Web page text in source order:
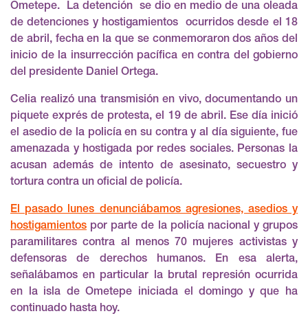
Ometepe. La detención se dio en medio de una oleada
de detenciones y hostigamientos ocurridos desde el 18
de abril, fecha en la que se conmemoraron dos años del
inicio de la insurrección pacífica en contra del gobierno
del presidente Daniel Ortega.
Celia realizó una transmisión en vivo, documentando un
piquete exprés de protesta, el 19 de abril. Ese día inició
el asedio de la policía en su contra y al día siguiente, fue
amenazada y hostigada por redes sociales. Personas la
acusan además de intento de asesinato, secuestro y
tortura contra un oficial de policía.
El pasado lunes denunciábamos agresiones, asedios y
hostigamientos por parte de la policía nacional y grupos
paramilitares contra al menos 70 mujeres activistas y
defensoras de derechos humanos. En esa alerta,
señalábamos en particular la brutal represión ocurrida
en la isla de Ometepe iniciada el domingo y que ha
continuado hasta hoy.